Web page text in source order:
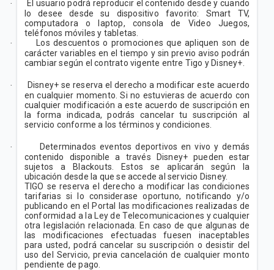
·
El usuario podrá reproducir el contenido desde y cuando
lo desee desde su dispositivo favorito: Smart TV,
computadora o laptop, consola de Video Juegos,
teléfonos móviles y tabletas.
·
Los descuentos o promociones que apliquen son de
carácter variables en el tiempo y sin previo aviso podrán
cambiar según el contrato vigente entre Tigo y Disney+.
·
Disney+ se reserva el derecho a modificar este acuerdo
en cualquier momento. Si no estuvieras de acuerdo con
cualquier modificación a este acuerdo de suscripción en
la forma indicada, podrás cancelar tu suscripción al
servicio conforme a los términos y condiciones.
·
Determinados eventos deportivos en vivo y demás
contenido disponible a través Disney+ pueden estar
sujetos a Blackouts. Estos se aplicarán según la
ubicación desde la que se accede al servicio Disney.
TIGO se reserva el derecho a modificar las condiciones
tarifarias si lo considerase oportuno, notificando y/o
publicando en el Portal las modificaciones realizadas de
conformidad a la Ley de Telecomunicaciones y cualquier
otra legislación relacionada. En caso de que algunas de
las modificaciones efectuadas fuesen inaceptables
para usted, podrá cancelar su suscripción o desistir del
uso del Servicio, previa cancelación de cualquier monto
pendiente de pago.